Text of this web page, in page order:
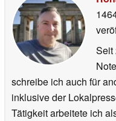
Seit
schreibe ich auch für
inklusive der
Tätigkeit arbeitete ich